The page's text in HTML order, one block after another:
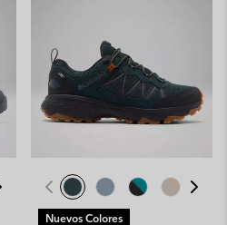
Nuevos Colores